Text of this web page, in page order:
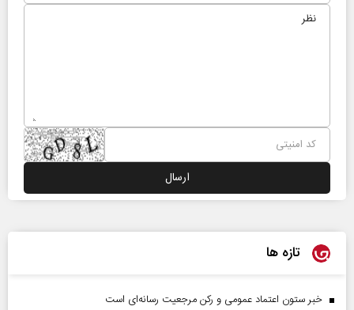
تازه ها
خبر ستون اعتماد عمومی و رکن مرجعیت رسانه‌ای است